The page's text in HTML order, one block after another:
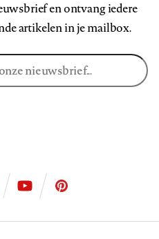
en ontvang iedere
artikelen in je mailbox.
ons
ons